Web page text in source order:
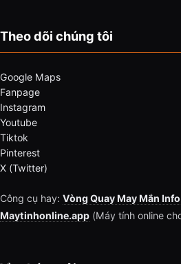
Theo dõi chúng tôi
Google Maps
Fanpage
Instagram
Youtube
Tiktok
Pinterest
X (Twitter)
Công cụ hay: Vòng Quay May Mắn Info
Maytinhonline.app (Máy tính online